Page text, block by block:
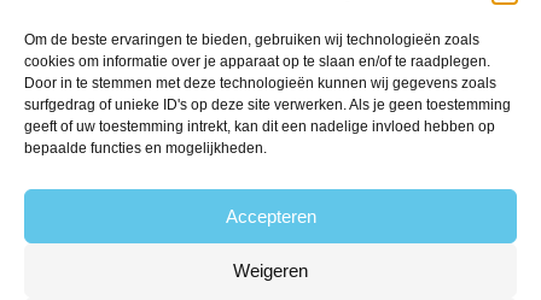
Om de beste ervaringen te bieden, gebruiken wij technologieën zoals
cookies om informatie over je apparaat op te slaan en/of te raadplegen.
Door in te stemmen met deze technologieën kunnen wij gegevens zoals
surfgedrag of unieke ID's op deze site verwerken. Als je geen toestemming
geeft of uw toestemming intrekt, kan dit een nadelige invloed hebben op
bepaalde functies en mogelijkheden.
Accepteren
Weigeren
info@the-candyshop.nl
Langestraat 106, 3811 AK, Amersfoort
© 2026 Alle rechten voorbehouden